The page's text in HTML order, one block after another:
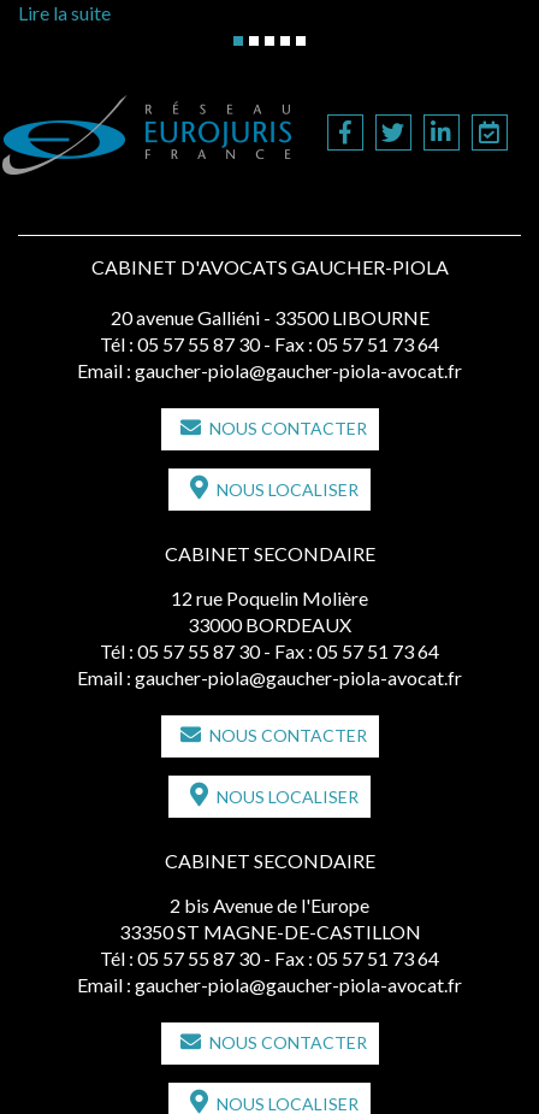
Lire la suite
CABINET D'AVOCATS GAUCHER-PIOLA
20 avenue Galliéni - 33500 LIBOURNE
Tél : 05 57 55 87 30 - Fax : 05 57 51 73 64
Email : gaucher-piola@gaucher-piola-avocat.fr
NOUS CONTACTER
NOUS LOCALISER
CABINET SECONDAIRE
12 rue Poquelin Molière
33000 BORDEAUX
Tél : 05 57 55 87 30 - Fax : 05 57 51 73 64
Email : gaucher-piola@gaucher-piola-avocat.fr
NOUS CONTACTER
NOUS LOCALISER
CABINET SECONDAIRE
2 bis Avenue de l'Europe
33350 ST MAGNE-DE-CASTILLON
Tél : 05 57 55 87 30 - Fax : 05 57 51 73 64
Email : gaucher-piola@gaucher-piola-avocat.fr
NOUS CONTACTER
NOUS LOCALISER